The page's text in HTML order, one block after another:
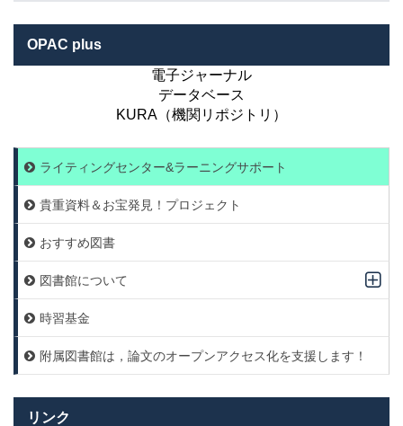
OPAC plus
電子ジャーナル
データベース
KURA（機関リポジトリ）
ライティングセンター&ラーニングサポート
貴重資料＆お宝発見！プロジェクト
おすすめ図書
図書館について
時習基金
附属図書館は，論文のオープンアクセス化を支援します！
リンク